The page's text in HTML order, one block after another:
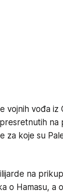
vojnih vođa iz
na
za koje su
na
o Hamasu, a